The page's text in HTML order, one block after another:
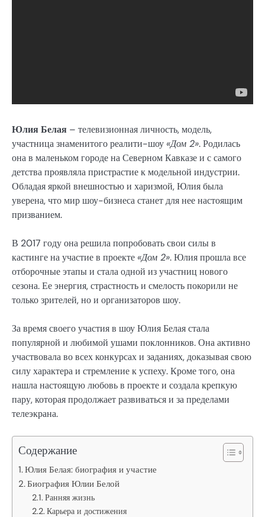
Юлия Белая – телевизионная личность, модель,
участница знаменитого реалити-шоу «Дом 2». Родилась
она в маленьком городе на Северном Кавказе и с самого
детства проявляла пристрастие к модельной индустрии.
Обладая яркой внешностью и харизмой, Юлия была
уверена, что мир шоу-бизнеса станет для нее настоящим
призванием.
В 2017 году она решила попробовать свои силы в
кастинге на участие в проекте «Дом 2». Юлия прошла все
отборочные этапы и стала одной из участниц нового
сезона. Ее энергия, страстность и смелость покорили не
только зрителей, но и организаторов шоу.
За время своего участия в шоу Юлия Белая стала
популярной и любимой ушами поклонников. Она активно
участвовала во всех конкурсах и заданиях, доказывая свою
силу характера и стремление к успеху. Кроме того, она
нашла настоящую любовь в проекте и создала крепкую
пару, которая продолжает развиваться и за пределами
телеэкрана.
Содержание
Юлия Белая: биография и участие
Биография Юлии Белой
Ранняя жизнь
Карьера и достижения